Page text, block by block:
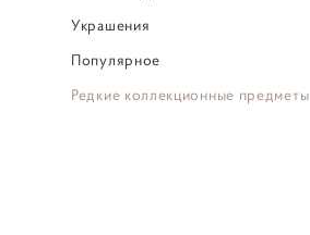
Украшения
Популярное
Редкие коллекционные предметы